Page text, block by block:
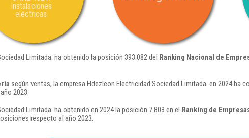
Instalaciones
eléctricas
Limitada. ha obtenido la posición 393.082 del Ranking Nacional de
según ventas, la empresa Hdezleon Electricidad Sociedad Limitada. en 2024 ha
2023.
Limitada. ha obtenido en 2024 la posición 7.803 en el Ranking de
respecto al año 2023.